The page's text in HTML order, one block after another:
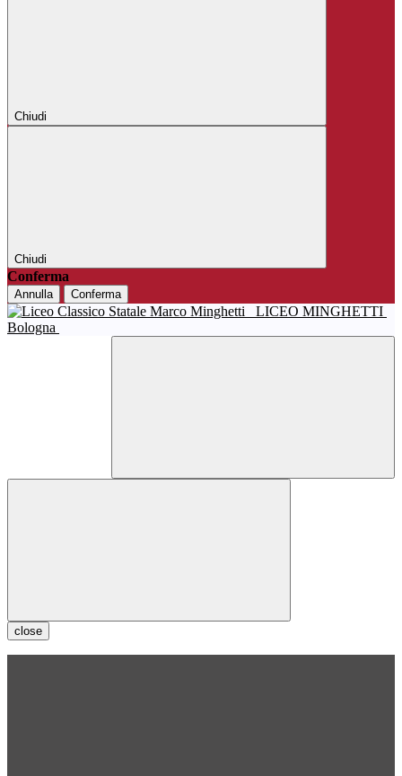
Chiudi
Chiudi
Conferma
Annulla Conferma
LICEO MINGHETTI
Bologna
close